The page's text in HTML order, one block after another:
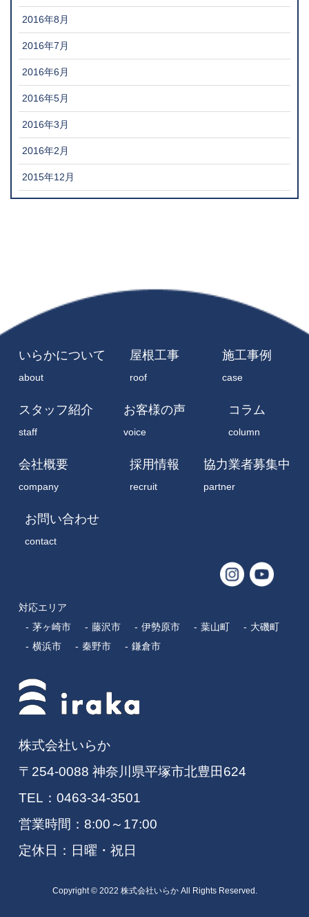
2016年8月
2016年7月
2016年6月
2016年5月
2016年3月
2016年2月
2015年12月
いらかについて
about
屋根工事
roof
施工事例
case
スタッフ紹介
staff
お客様の声
voice
コラム
column
会社概要
company
採用情報
recruit
協力業者募集中
partner
お問い合わせ
contact
対応エリア
茅ヶ崎市
藤沢市 伊勢原市 葉山町
大磯町
横浜市
秦野市 鎌倉市
株式会社いらか
〒254-0088 神奈川県平塚市北豊田624
TEL： 0463-34-3501
営業時間：8:00～17:00
定休日：日曜・祝日
Copyright © 2022 株式会社いらか All Rights Reserved.